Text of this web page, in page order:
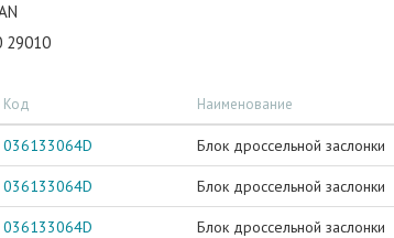
29010
Код Наименование
036133064D Блок дроссельной заслонки
036133064D Блок дроссельной заслонки
036133064D Блок дроссельной заслонки